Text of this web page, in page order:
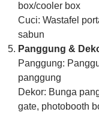
box/cooler box
Cuci: Wastafel
sabun
Panggung &
Panggung:
panggung
Dekor: Bunga
gate, photobooth